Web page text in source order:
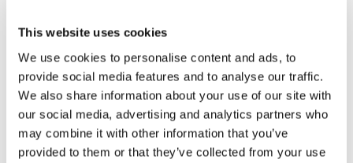
This website uses cookies
We use cookies to personalise content and ads, to
provide social media features and to analyse our traffic.
We also share information about your use of our site with
our social media, advertising and analytics partners who
may combine it with other information that you’ve
provided to them or that they’ve collected from your use
d’El Born avec son marché unique, aujourd’hui aménagé en
romaines lors de sa rénovation. Il abrite des artistes, des
artisans et des bohèmes, avec une infinité de curieuses et
particulières boutiques, dont nous n’aurions probablement
pas le temps de les visiter toutes dans les années à venir.
Plus célèbres encore, sont ses restaurants, dont la variété